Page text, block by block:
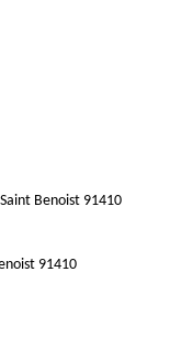
Benoist 91410
91410